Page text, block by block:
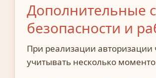
Дополнительные
безопасности и
При реализации авторизации
учитывать несколько